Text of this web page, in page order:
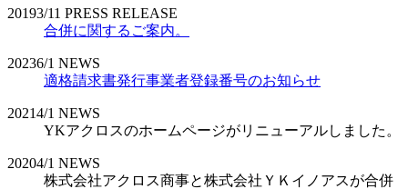
20193/11 PRESS RELEASE
合併に関するご案内。
20236/1 NEWS
適格請求書発行事業者登録番号のお知らせ
20214/1 NEWS
YKアクロスのホームページがリニューアルしました。
20204/1 NEWS
株式会社アクロス商事と株式会社ＹＫイノアスが合併